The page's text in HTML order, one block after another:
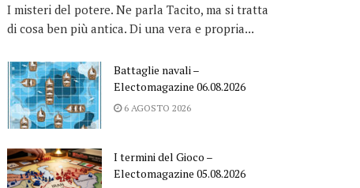
I misteri del potere. Ne parla Tacito, ma si tratta
di cosa ben più antica. Di una vera e propria...
Battaglie navali –
Electomagazine 06.08.2026
6 AGOSTO 2026
I termini del Gioco –
Electomagazine 05.08.2026